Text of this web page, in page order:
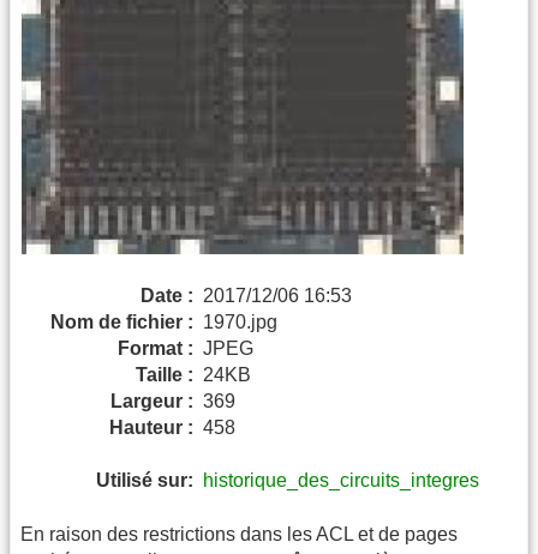
Date : 2017/12/06 16:53
Nom de fichier : 1970.jpg
Format : JPEG
Taille : 24KB
Largeur : 369
Hauteur : 458
Utilisé sur: historique_des_circuits_integres
En raison des restrictions dans les ACL et de pages